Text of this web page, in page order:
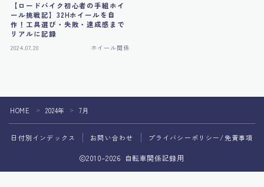
【ロードバイク初心者の手組ホイ
ール挑戦記】32Hホイールを自
作！工具選び・失敗・達成感まで
リアルに記録
2024.07.20 ホイール関係
HOME ＞ 2024年 ＞ 7月
日付別インデックス お問い合わせ プライバシーポリシー/免責事項
2010–2026 自転車関係記録用